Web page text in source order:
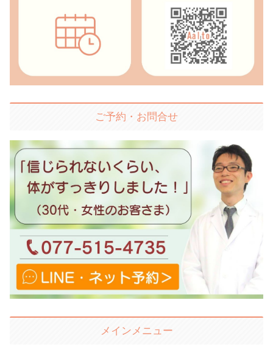
ご予約・お問合せ
メインメニュー